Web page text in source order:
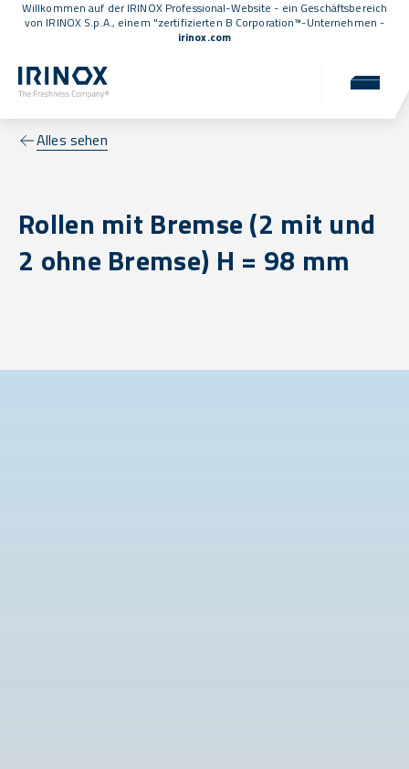
Willkommen auf der IRINOX Professional-Website - ein Geschäftsbereich
von IRINOX S.p.A., einem "zertifizierten B Corporation™-Unternehmen -
irinox.com
Alles sehen
Rollen mit Bremse (2 mit und
2 ohne Bremse) H = 98 mm